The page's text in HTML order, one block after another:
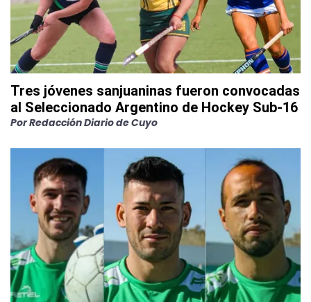
Tres jóvenes sanjuaninas fueron convocadas
al Seleccionado Argentino de Hockey Sub-16
PorRedacción Diario de Cuyo